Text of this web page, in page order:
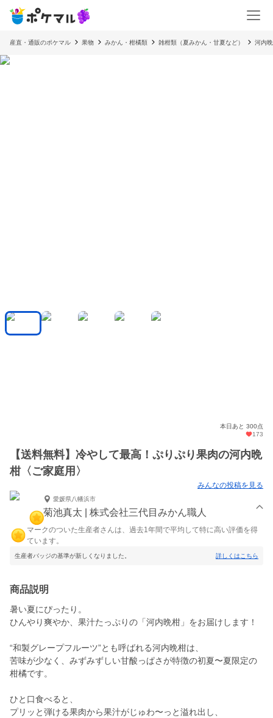
産直・通販のポケマル 果物 みかん・柑橘類 雑柑類（夏みかん・甘夏など） 河内
本日あと 300点
173
【送料無料】冷やして最高！ぷりぷり果肉の河内晩
柑〈ご家庭用〉
みんなの投稿を見る
愛媛県八幡浜市
菊池真太 | 株式会社三代目みかん職人
マークのついた生産者さんは、過去1年間で平均して特に高い評価を得
ています。
生産者バッジの基準が新しくなりました。 詳しくはこちら
商品説明
暑い夏にぴったり。
ひんやり爽やか、果汁たっぷりの「河内晩柑」をお届けします！
“和製グレープフルーツ”とも呼ばれる河内晩柑は、
苦味が少なく、みずみずしい甘酸っぱさが特徴の初夏〜夏限定の
柑橘です。
ひと口食べると、
プリッと弾ける果肉から果汁がじゅわ〜っと溢れ出し、